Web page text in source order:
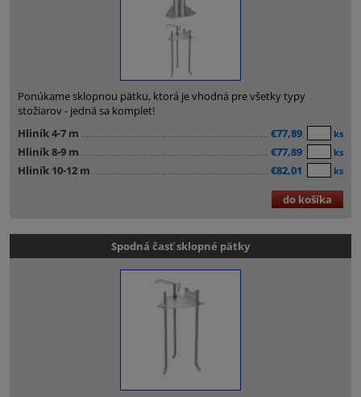
Ponúkame sklopnou pätku, ktorá je vhodná pre všetky typy
stožiarov - jedná sa komplet!
Hliník 4-7 m
€77,89 ks
Hliník 8-9 m €77,89 ks
Hliník 10-12 m €82,01 ks
do košíka
Spodná časť sklopné pätky